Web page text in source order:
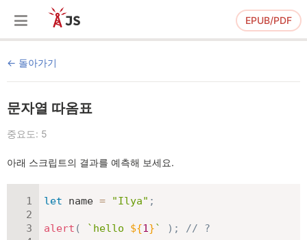
EPUB/PDF
돌아가기
문자열 따옴표
중요도: 5
아래 스크립트의 결과를 예측해 보세요.
let name = "Ilya" ;
alert ( ` hello ${1}` ) ; // ?